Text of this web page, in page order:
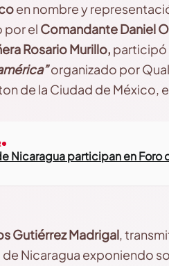
en nombre y
por el Comandante Daniel
Rosario Murillo, participó
organizado por
de la Ciudad de México,
Nicaragua participan en
Gutiérrez Madrigal,
Nicaragua exponiendo